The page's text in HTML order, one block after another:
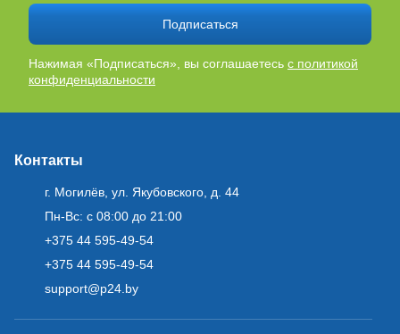
Подписаться
Нажимая «Подписаться», вы соглашаетесь с политикой
конфиденциальности
Контакты
г. Могилёв, ул. Якубовского, д. 44
Пн-Вс: с 08:00 до 21:00
+375 44 595-49-54
+375 44 595-49-54
support@p24.by